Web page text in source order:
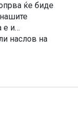
ќе биде
е и
наслов на
на грчки